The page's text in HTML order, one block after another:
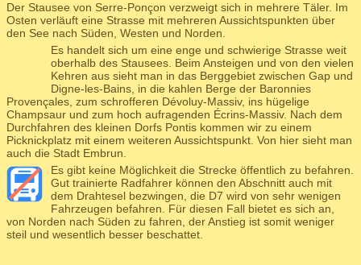
Der Stausee von Serre-Ponçon verzweigt sich in mehrere Täler. Im
Osten verläuft eine Strasse mit mehreren Aussichtspunkten über
den See nach Süden, Westen und Norden.
Es handelt sich um eine enge und schwierige Strasse weit
oberhalb des Stausees. Beim Ansteigen und von den vielen
Kehren aus sieht man in das Berggebiet zwischen Gap und
Digne-les-Bains, in die kahlen Berge der Baronnies
Provençales, zum schrofferen Dévoluy-Massiv, ins hügelige
Champsaur und zum hoch aufragenden Écrins-Massiv. Nach dem
Durchfahren des kleinen Dorfs Pontis kommen wir zu einem
Picknickplatz mit einem weiteren Aussichtspunkt. Von hier sieht man
auch die Stadt Embrun.
Es gibt keine Möglichkeit die Strecke öffentlich zu befahren.
Gut trainierte Radfahrer können den Abschnitt auch mit
dem Drahtesel bezwingen, die D7 wird von sehr wenigen
Fahrzeugen befahren. Für diesen Fall bietet es sich an,
von Norden nach Süden zu fahren, der Anstieg ist somit weniger
steil und wesentlich besser beschattet.